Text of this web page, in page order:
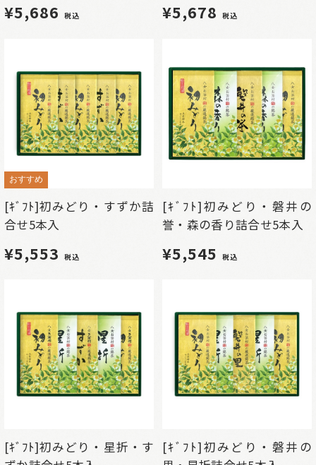
¥5,686 税込 ¥5,678 税込
おすすめ
[ｷﾞﾌﾄ]初みどり・すずか詰
合せ5本入
¥5,553 税込
[ｷﾞﾌﾄ]初みどり・磐井の
誉・森の香り詰合せ5本入
¥5,545 税込
[ｷﾞﾌﾄ]初みどり・星折・す
[ｷﾞﾌﾄ]初みどり・磐井の